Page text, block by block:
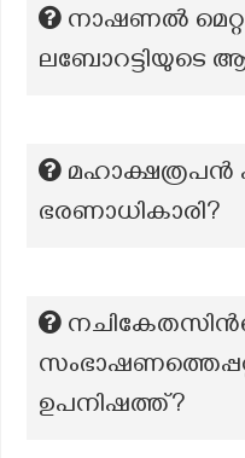
നാഷണൽ
ലബോറട്ടിയുടെ
മഹാക്ഷത്രപൻ
ഭരണാധികാരി?
ഉപനിഷത്ത്?